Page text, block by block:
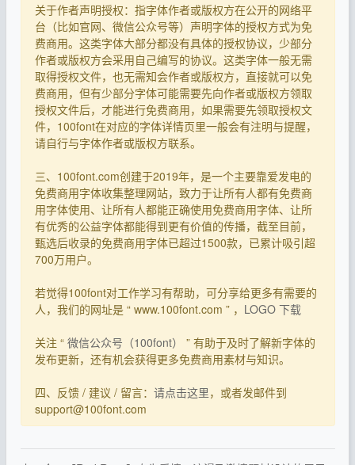
关于作者声明授权：指字体作者或版权方在公开的网络平
台（比如官网、微信公众号等）声明字体的授权方式为免
费商用。这类字体大部分都没有具体的授权协议，少部分
作者或版权方会采用自己编写的协议。这类字体一般无需
取得授权文件，也无需知会作者或版权方，直接就可以免
费商用，但有少部分字体可能需要先向作者或版权方领取
授权文件后，才能进行免费商用，如果需要先领取授权文
件，100font在对应的字体详情页里一般会有注明与提醒，
请自行与字体作者或版权方联系。
三、100font.com创建于2019年，是一个主要靠爱发电的
免费商用字体收集整理网站，致力于让所有人都有免费商
用字体使用、让所有人都能正确使用免费商用字体、让所
有优秀的公益字体都能得到更有价值的传播，截至目前，
甄选后收录的免费商用字体已超过1500款，已累计吸引超
700万用户。
若觉得100font对工作学习有帮助，可分享给更多有需要的
人，我们的网址是 “ www.100font.com ” ， LOGO 下载
关注 “ 微信公众号（100font）
” 有助于及时了解新字体的
发布更新，还有机会获得更多免费商用素材与知识。
四、反馈 / 建议 / 留言： 请点击这里，或者发邮件到
support@100font.com